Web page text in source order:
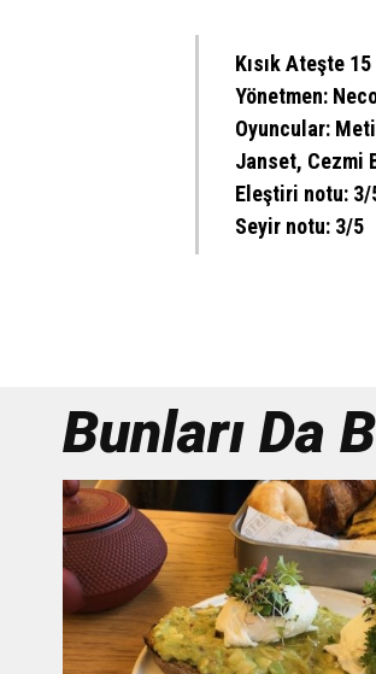
Kısık Ateşte
Yönetmen:
Oyuncular:
Janset, Cezmi
Eleştiri notu: 3/
Seyir notu: 3/5
Bunları Da